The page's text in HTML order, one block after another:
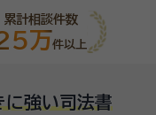
累計相談件数
万件以上
に強い司法書